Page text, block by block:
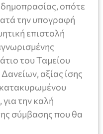
οπότε
την υπογραφή
επιστολή
του Ταμείου
αξίας ίσης
την καλή
σύμβασης που θα